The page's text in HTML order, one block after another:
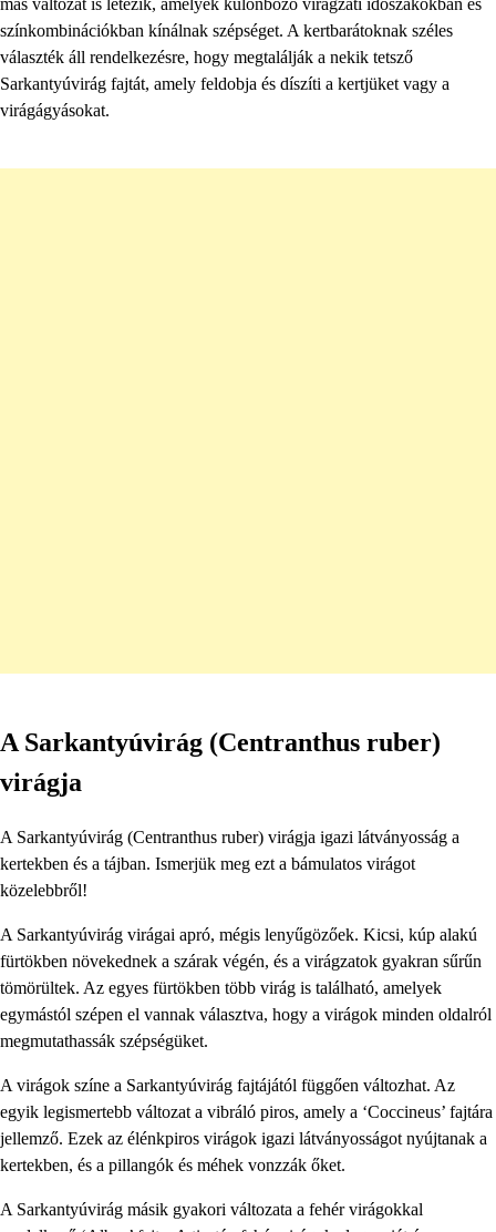
más változat is létezik, amelyek különböző virágzati időszakokban és
színkombinációkban kínálnak szépséget. A kertbarátoknak széles
választék áll rendelkezésre, hogy megtalálják a nekik tetsző
Sarkantyúvirág fajtát, amely feldobja és díszíti a kertjüket vagy a
virágágyásokat.
A Sarkantyúvirág (Centranthus ruber)
virágja
A Sarkantyúvirág (Centranthus ruber) virágja igazi látványosság a
kertekben és a tájban. Ismerjük meg ezt a bámulatos virágot
közelebbről!
A Sarkantyúvirág virágai apró, mégis lenyűgözőek. Kicsi, kúp alakú
fürtökben növekednek a szárak végén, és a virágzatok gyakran sűrűn
tömörültek. Az egyes fürtökben több virág is található, amelyek
egymástól szépen el vannak választva, hogy a virágok minden oldalról
megmutathassák szépségüket.
A virágok színe a Sarkantyúvirág fajtájától függően változhat. Az
egyik legismertebb változat a vibráló piros, amely a ‘Coccineus’ fajtára
jellemző. Ezek az élénkpiros virágok igazi látványosságot nyújtanak a
kertekben, és a pillangók és méhek vonzzák őket.
A Sarkantyúvirág másik gyakori változata a fehér virágokkal